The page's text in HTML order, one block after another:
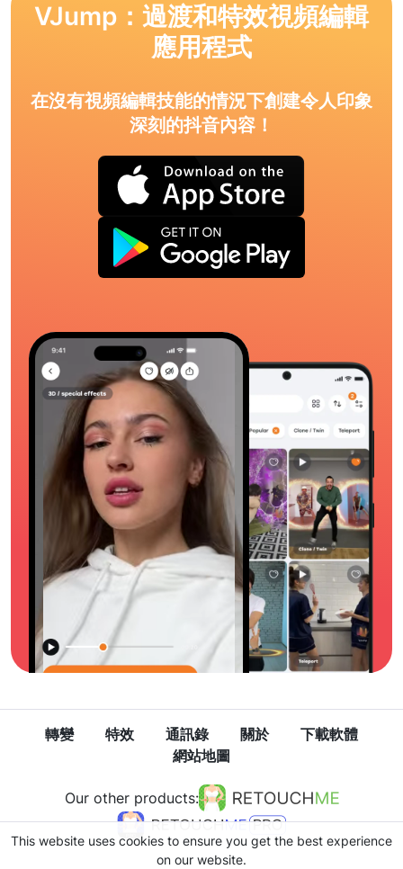
VJump：過渡和特效視頻編輯
應用程式
在沒有視頻編輯技能的情況下創建令人印象
深刻的抖音內容！
轉變 特效 通訊錄 關於
下載軟體
網站地圖
Our other products:
This website uses cookies to ensure you get the best experience
on our website.